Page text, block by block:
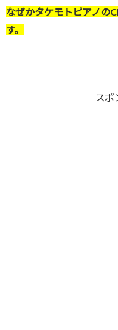
なぜかタケモトピアノの
す。
スポ